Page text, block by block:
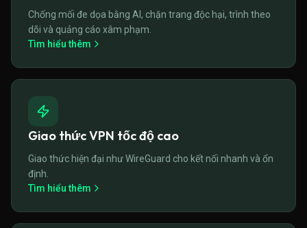
Chống mối đe dọa bằng AI, chặn trang độc hại, trình theo
dõi và quảng cáo xâm phạm.
Tìm hiểu thêm
Giao thức VPN tốc độ cao
Giao thức hiện đại như WireGuard cho kết nối nhanh và ổn
định.
Tìm hiểu thêm